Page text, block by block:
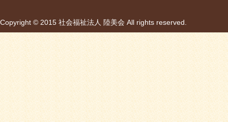
Copyright © 2015 社会福祉法人 陸美会 All rights reserved.